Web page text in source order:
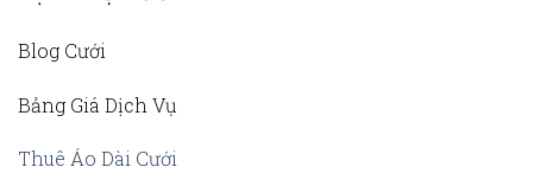
Blog Cưới
Bảng Giá Dịch Vụ
Thuê Áo Dài Cưới